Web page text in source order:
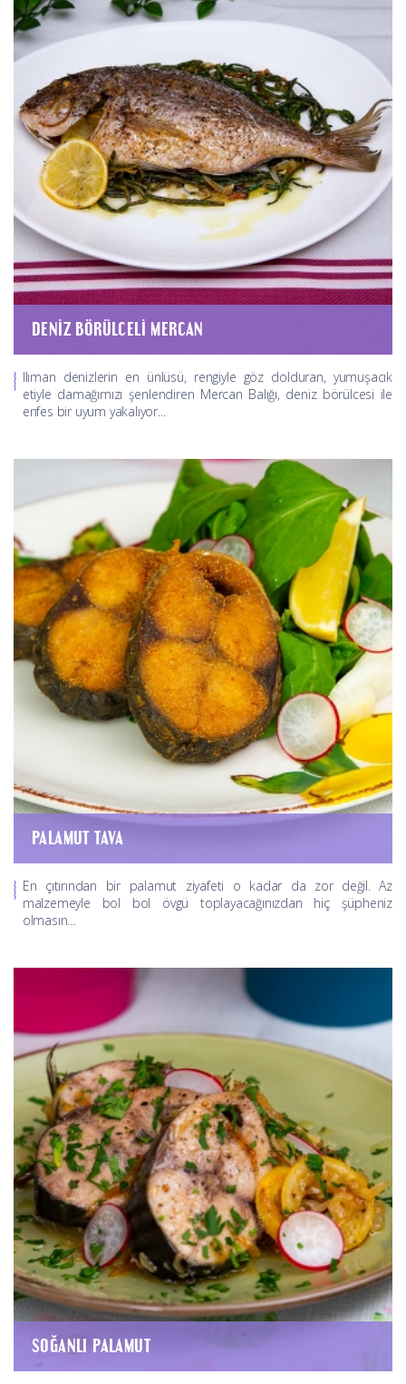
DENIZ BÖRÜLCELI MERCAN
Ilıman denizlerin en ünlüsü, rengiyle göz dolduran, yumuşacık
etiyle damağımızı şenlendiren Mercan Balığı, deniz börülcesi ile
enfes bir uyum yakalıyor...
PALAMUT TAVA
En çıtırından bir palamut ziyafeti o kadar da zor değil. Az
malzemeyle bol bol övgü toplayacağınızdan hiç şüpheniz
olmasın…
SOĞANLI PALAMUT